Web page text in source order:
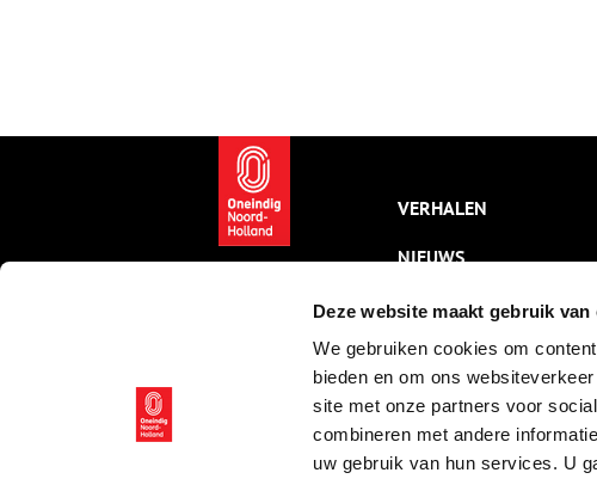
Deze website maakt gebruik van
We gebruiken cookies om
bieden en om ons
site met onze partners voor
combineren met andere
uw gebruik van hun services. U
VERHALEN
NIEUWS
KALENDER
THEMA’S
ACTIVITEITEN
VIDEO’S